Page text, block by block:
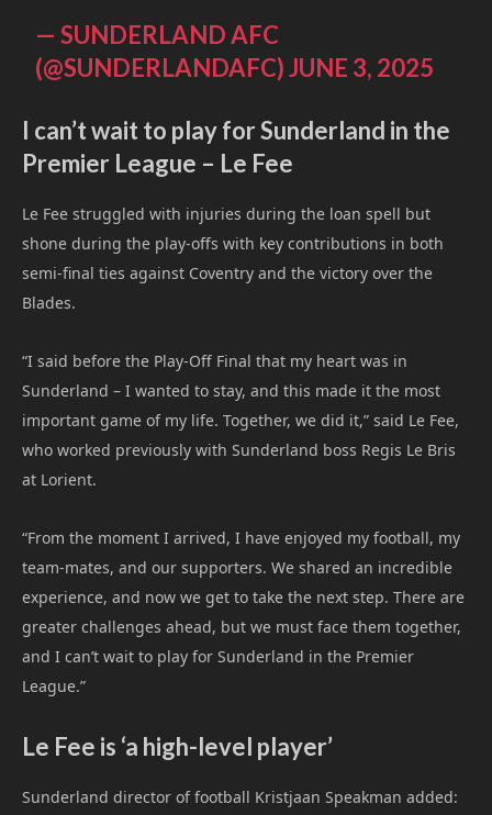
— SUNDERLAND AFC
(@SUNDERLANDAFC)JUNE 3, 2025
I can’t wait to play for Sunderland in the
Premier League – Le Fee
Le Fee struggled with injuries during the loan spell but
shone during the play-offs with key contributions in both
semi-final ties against Coventry and the victory over the
Blades.
“I said before the Play-Off Final that my heart was in
Sunderland – I wanted to stay, and this made it the most
important game of my life. Together, we did it,” said Le Fee,
who worked previously with Sunderland boss Regis Le Bris
at Lorient.
“From the moment I arrived, I have enjoyed my football, my
team-mates, and our supporters. We shared an incredible
experience, and now we get to take the next step. There are
greater challenges ahead, but we must face them together,
and I can’t wait to play for Sunderland in the Premier
League.”
Le Fee is ‘a high-level player’
Sunderland director of football Kristjaan Speakman added: